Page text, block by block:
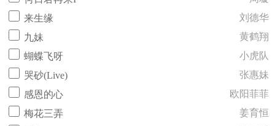
来生缘
刘德华
九妹
黄鹤翔
蝴蝶飞呀
小虎队
哭砂(Live)
张惠妹
感恩的心
欧阳菲菲
梅花三弄
姜育恒